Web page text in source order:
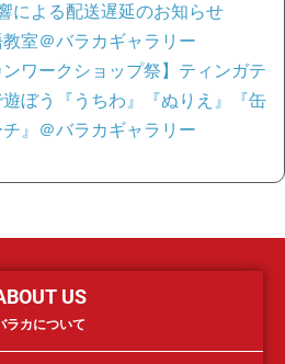
による配送遅延のお知らせ
室＠バラカギャラリー
ンワークショップ祭】ティンガテ
ぼう『うちわ』『ぬりえ』『缶
』＠バラカギャラリー
US
ラカについて